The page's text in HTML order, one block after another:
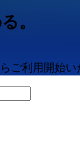
。
ご利用開始い